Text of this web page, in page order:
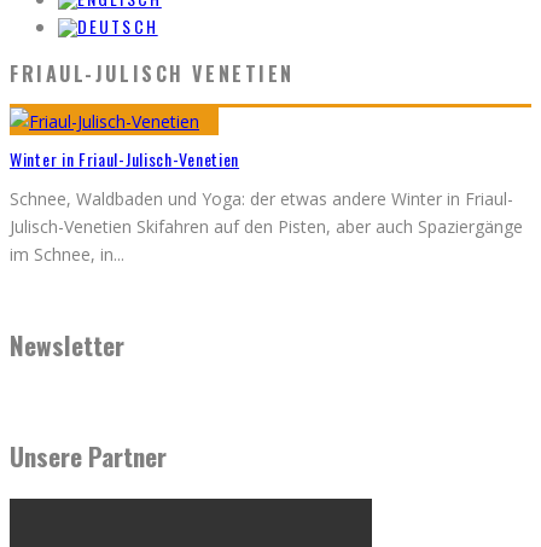
FRIAUL-JULISCH VENETIEN
Winter in Friaul-Julisch-Venetien
Schnee, Waldbaden und Yoga: der etwas andere Winter in Friaul-
Julisch-Venetien Skifahren auf den Pisten, aber auch Spaziergänge
im Schnee, in...
Newsletter
Unsere Partner